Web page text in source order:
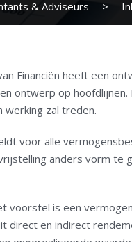
& Adviseurs >
Financiën heeft een
ontwerp op
werking zal treden.
voor alle
anders vorm te
voorstel is een
direct en indirect